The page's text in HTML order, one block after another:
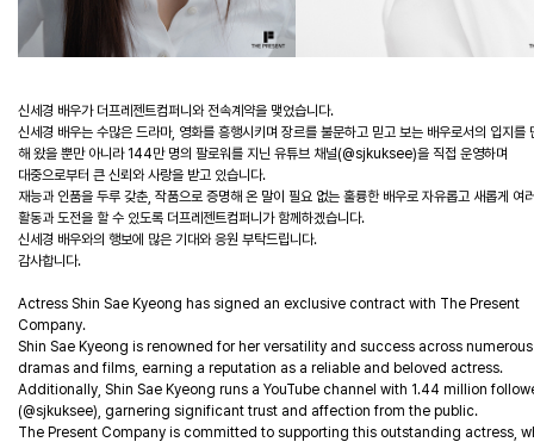
신세경 배우가 더프레젠트컴퍼니와 전속계약을 맺었습니다.
신세경 배우는 수많은 드라마, 영화를 흥행시키며 장르를 불문하고 믿고 보는 배우로서의 입지를
해 왔을 뿐만 아니라 144만 명의 팔로워를 지닌 유튜브 채널(@sjkuksee)을 직접 운영하며
대중으로부터 큰 신뢰와 사랑을 받고 있습니다.
재능과 인품을 두루 갖춘, 작품으로 증명해 온 말이 필요 없는 훌륭한 배우로 자유롭고 새롭게 여
활동과 도전을 할 수 있도록 더프레젠트컴퍼니가 함께하겠습니다.
신세경 배우와의 행보에 많은 기대와 응원 부탁드립니다.
감사합니다.
Actress Shin Sae Kyeong has signed an exclusive contract with The Present
Company.
Shin Sae Kyeong is renowned for her versatility and success across numerous
dramas and films, earning a reputation as a reliable and beloved actress.
Additionally, Shin Sae Kyeong runs a YouTube channel with 1.44 million
(@sjkuksee), garnering significant trust and affection from the public.
The Present Company is committed to supporting this outstanding actress,